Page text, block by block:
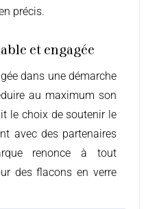
précis.
et engagée
dans une démarche
au maximum son
le choix de soutenir le
avec des partenaires
renonce à tout
des flacons en verre